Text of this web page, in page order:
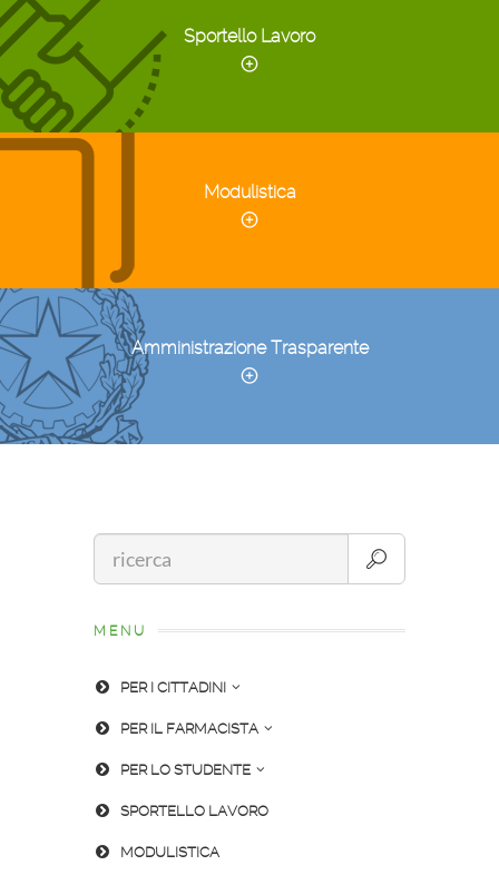
Sportello Lavoro
Modulistica
Amministrazione Trasparente
MENU
PER I CITTADINI
PER IL FARMACISTA
PER LO STUDENTE
SPORTELLO LAVORO
MODULISTICA